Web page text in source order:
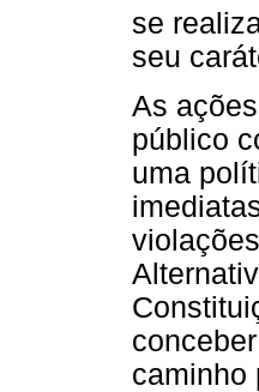
se
seu
As
público
uma
caminho